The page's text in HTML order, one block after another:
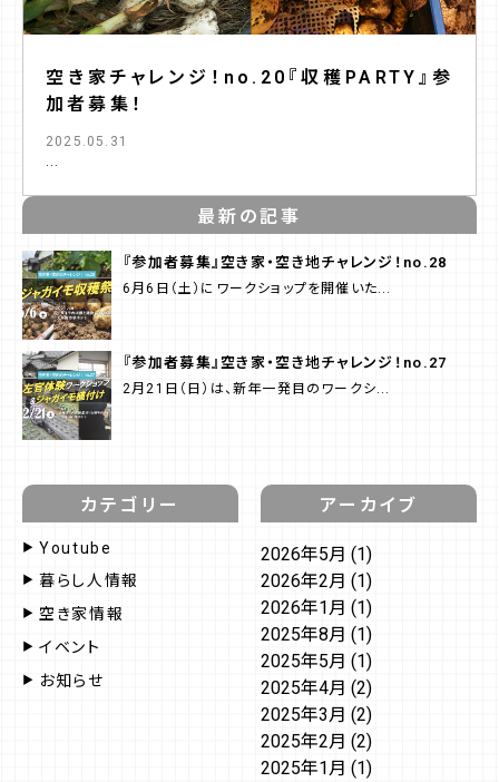
空き家チャレンジ！no.20『収穫PARTY』参
加者募集！
2025.05.31
...
最新の記事
『参加者募集』空き家・空き地チャレンジ！no.28
6月6日（土）にワークショップを開催いた...
『参加者募集』空き家・空き地チャレンジ！no.27
2月21日（日）は、新年一発目のワークシ...
カテゴリー
Youtube
暮らし人情報
空き家情報
イベント
お知らせ
アーカイブ
2026年5月 (1)
2026年2月 (1)
2026年1月 (1)
2025年8月 (1)
2025年5月 (1)
2025年4月 (2)
2025年3月 (2)
2025年2月 (2)
2025年1月 (1)